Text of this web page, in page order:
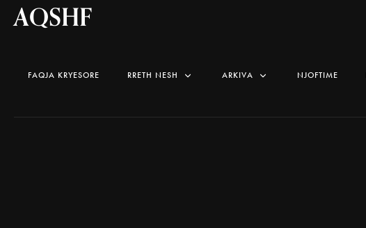
AQSHF
FAQJA KRYESORE RRETH NESH ARKIVA NJOFTIME